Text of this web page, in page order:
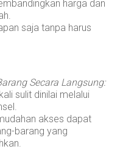
harga dan
saja tanpa harus
Secara Langsung:
sulit dinilai melalui
akses dapat
barang yang